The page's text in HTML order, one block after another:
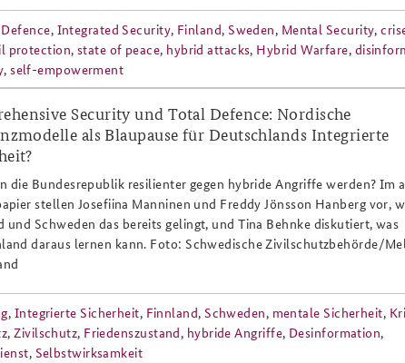
, Integrated Security, Finland, Sweden, Mental Security,
protection, state of peace, hybrid attacks, Hybrid Warfare,
,self-empowerment
Security und Total Defence: Nordische
als Blaupause für Deutschlands Integrierte
die Bundesrepublik resilienter gegen hybride Angriffe werden? Im
stellen Josefiina Manninen und Freddy Jönsson Hanberg vor,
und Schweden das bereits gelingt, und Tina Behnke diskutiert, was
daraus lernen kann. Foto: Schwedische Zivilschutzbehörde/
, Integrierte Sicherheit, Finnland, Schweden, mentale Sicherheit,
,Zivilschutz, Friedenszustand, hybride Angriffe, Desinformation,
, Selbstwirksamkeit